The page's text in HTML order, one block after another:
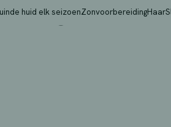
huid elk seizoenZonvoorbereidingHaar
– OLEN –